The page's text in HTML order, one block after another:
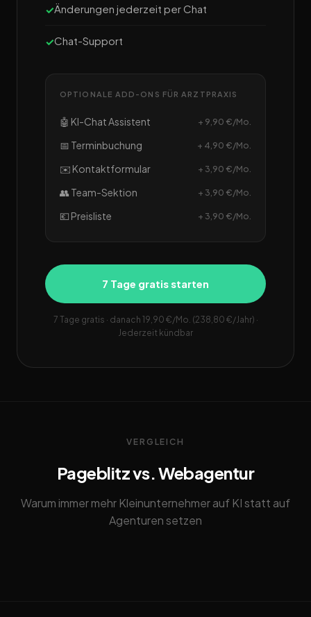
Änderungen jederzeit per Chat
Chat-Support
OPTIONALE ADD-ONS FÜR ARZTPRAXIS
🤖 KI-Chat Assistent + 9,90 €/Mo.
📅 Terminbuchung + 4,90 €/Mo.
✉️ Kontaktformular + 3,90 €/Mo.
👥 Team-Sektion + 3,90 €/Mo.
💶 Preisliste + 3,90 €/Mo.
7 Tage gratis starten
7 Tage gratis · danach 19,90 €/Mo. (238,80 €/Jahr) ·
Jederzeit kündbar
VERGLEICH
Pageblitz vs. Webagentur
Warum immer mehr Kleinunternehmer auf KI statt auf
Agenturen setzen